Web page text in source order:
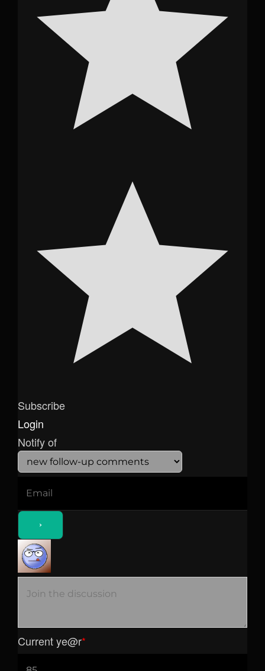
Subscribe
Login
Notify of
Current ye@r*